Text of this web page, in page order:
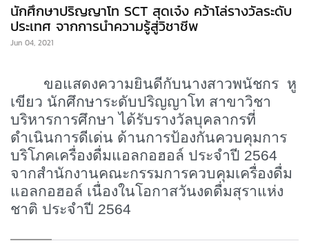
นักศึกษาปริญญาโท SCT สุดเจ๋ง คว้าโล่รางวัลระดับ
ประเทศ จากการนำความรู้สู่วิชาชีพ
Jun 04, 2021
ขอแสดงความยินดีกับนางสาวพนัชกร หู
เขียว นักศึกษาระดับปริญญาโท สาขาวิชา
บริหารการศึกษา ได้รับรางวัลบุคลากรที่
ดำเนินการดีเด่น ด้านการป้องกันควบคุมการ
บริโภคเครื่องดื่มแอลกอฮอล์ ประจำปี 2564
จากสำนักงานคณะกรรมการควบคุมเครื่องดื่ม
แอลกอฮอล์ เนื่องในโอกาสวันงดดื่มสุราแห่ง
ชาติ ประจำปี 2564